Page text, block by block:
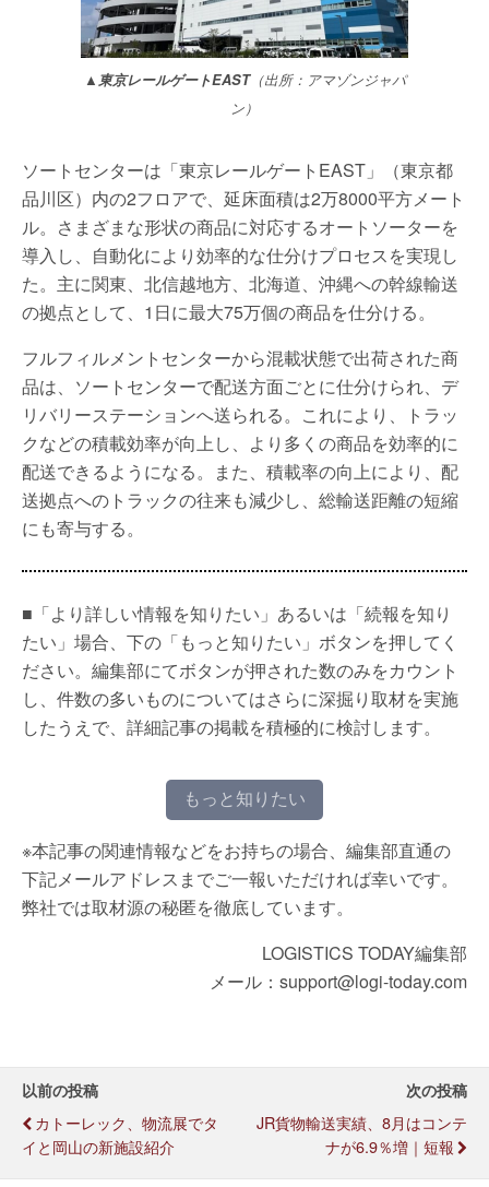
▲東京レールゲートEAST（出所：アマゾンジャパ
ン）
ソートセンターは「東京レールゲートEAST」（東京都
品川区）内の2フロアで、延床面積は2万8000平方メート
ル。さまざまな形状の商品に対応するオートソーターを
導入し、自動化により効率的な仕分けプロセスを実現し
た。主に関東、北信越地方、北海道、沖縄への幹線輸送
の拠点として、1日に最大75万個の商品を仕分ける。
フルフィルメントセンターから混載状態で出荷された商
品は、ソートセンターで配送方面ごとに仕分けられ、デ
リバリーステーションへ送られる。これにより、トラッ
クなどの積載効率が向上し、より多くの商品を効率的に
配送できるようになる。また、積載率の向上により、配
送拠点へのトラックの往来も減少し、総輸送距離の短縮
にも寄与する。
■「より詳しい情報を知りたい」あるいは「続報を知り
たい」場合、下の「もっと知りたい」ボタンを押してく
ださい。編集部にてボタンが押された数のみをカウント
し、件数の多いものについてはさらに深掘り取材を実施
したうえで、詳細記事の掲載を積極的に検討します。
もっと知りたい
※本記事の関連情報などをお持ちの場合、編集部直通の
下記メールアドレスまでご一報いただければ幸いです。
弊社では取材源の秘匿を徹底しています。
LOGISTICS TODAY編集部
メール：support@logi-today.com
以前の投稿
カトーレック、物流展でタ
イと岡山の新施設紹介
次の投稿
JR貨物輸送実績、8月はコンテ
ナが6.9％増｜短報